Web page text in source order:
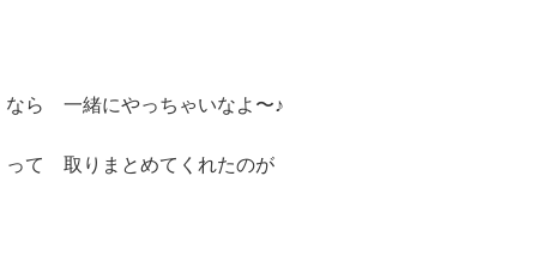
なら 一緒にやっちゃいなよ〜♪
って 取りまとめてくれたのが